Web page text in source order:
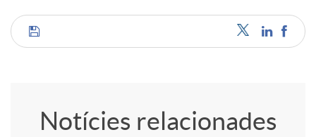
C
Notícies relacionades